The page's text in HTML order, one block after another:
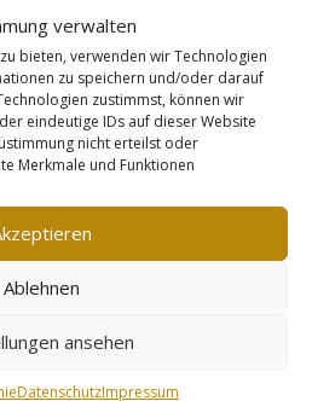
verwalten
bieten, verwenden wir Technologien
zu speichern und/oder darauf
zustimmst, können wir
eindeutige IDs auf dieser Website
nicht erteilst oder
Merkmale und Funktionen
Ablehnen
ansehen
DatenschutzImpressum
bieten wir spezialisierte
Anwälte: Mit
gewinnen Sie
Architekten:
Projekten und
für neue Aufträge.
Sie Ihre steuerlichen
Privatpersonen vor.
für Sicherheit bei
Online-Händler: